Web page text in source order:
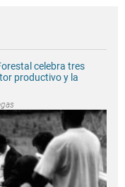
celebra tres
productivo y la